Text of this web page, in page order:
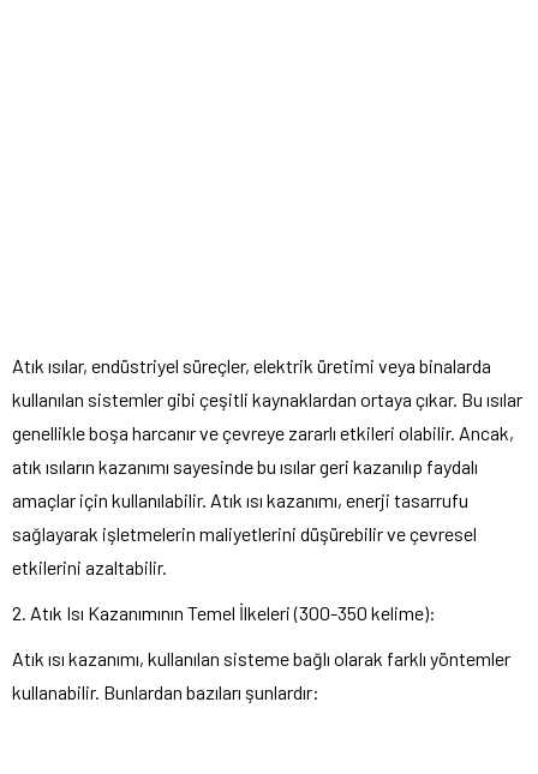
Atık ısılar, endüstriyel süreçler, elektrik üretimi veya binalarda
kullanılan sistemler gibi çeşitli kaynaklardan ortaya çıkar. Bu ısılar
genellikle boşa harcanır ve çevreye zararlı etkileri olabilir. Ancak,
atık ısıların kazanımı sayesinde bu ısılar geri kazanılıp faydalı
amaçlar için kullanılabilir. Atık ısı kazanımı, enerji tasarrufu
sağlayarak işletmelerin maliyetlerini düşürebilir ve çevresel
etkilerini azaltabilir.
2. Atık Isı Kazanımının Temel İlkeleri (300-350 kelime):
Atık ısı kazanımı, kullanılan sisteme bağlı olarak farklı yöntemler
kullanabilir. Bunlardan bazıları şunlardır: